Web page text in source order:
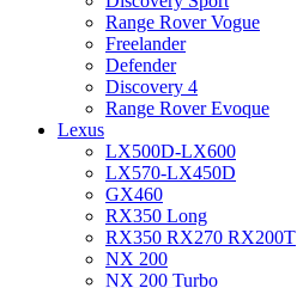
Range Rover Vogue
Freelander
Defender
Discovery 4
Range Rover Evoque
Lexus
LX500D-LX600
LX570-LX450D
GX460
RX350 Long
RX350 RX270 RX200T
NX 200
NX 200 Turbo